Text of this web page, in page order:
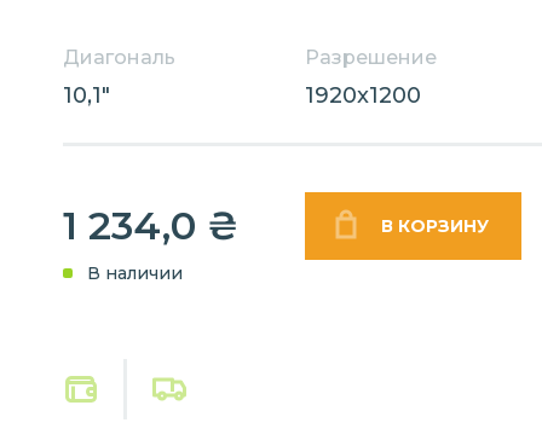
Диагональ
10,1"
Разрешение
1920x1200
1 234,0 ₴
В наличии